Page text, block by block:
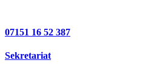
07151 16 52 387
Sekretariat